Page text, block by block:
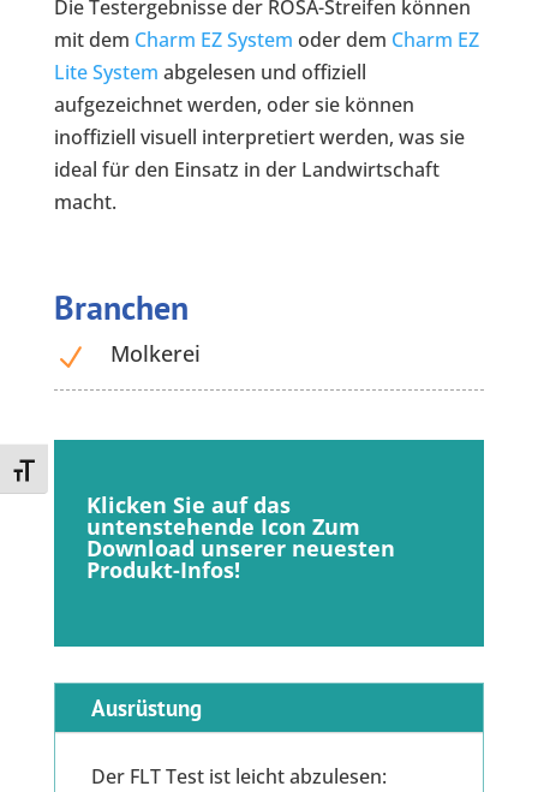
Toggle Font size
Die Testergebnisse der ROSA-Streifen können
mit dem Charm EZ System oder dem Charm EZ
Lite System abgelesen und offiziell
aufgezeichnet werden, oder sie können
inoffiziell visuell interpretiert werden, was sie
ideal für den Einsatz in der Landwirtschaft
macht.
Branchen
N Molkerei
Klicken Sie auf das
untenstehende Icon Zum
Download unserer neuesten
Produkt-Infos!
Ausrüstung
Der FLT Test ist leicht abzulesen: